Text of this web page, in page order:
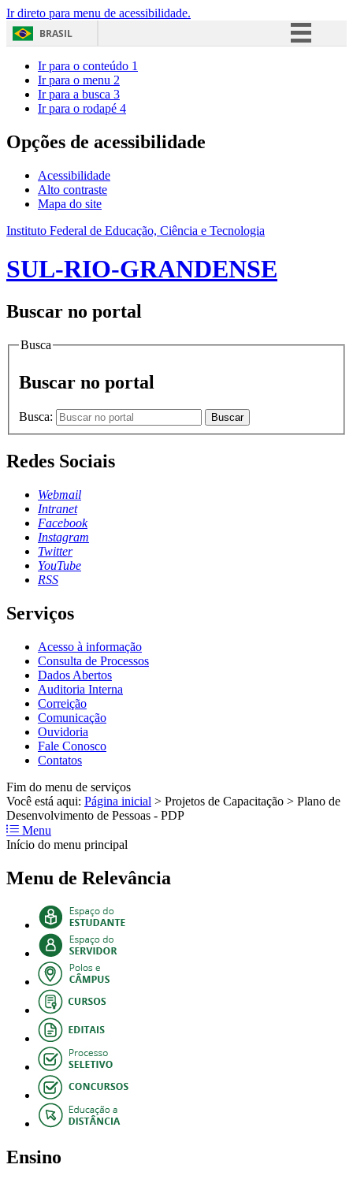
Ir direto para menu de acessibilidade.
BRASIL
Acesso à informação
Ir para o conteúdo 1
Ir para o menu 2
Ir para a busca 3
Ir para o rodapé 4
Opções de acessibilidade
Acessibilidade
Alto contraste
Mapa do site
Instituto Federal de Educação, Ciência e Tecnologia
SUL-RIO-GRANDENSE
Buscar no portal
Busca
Buscar no portal
Busca: Buscar
Redes Sociais
Webmail
Intranet
Facebook
Instagram
Twitter
YouTube
RSS
Serviços
Acesso à informação
Consulta de Processos
Dados Abertos
Auditoria Interna
Correição
Comunicação
Ouvidoria
Fale Conosco
Contatos
Fim do menu de serviços
Você está aqui: Página inicial > Projetos de Capacitação > Plano de
Desenvolvimento de Pessoas - PDP
Menu
Início do menu principal
Menu de Relevância
Ensino